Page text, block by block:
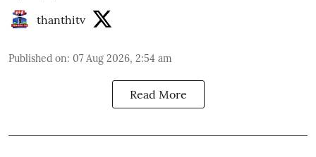
thanthitv
Published on: 07 Aug 2026, 2:54 am
Read More